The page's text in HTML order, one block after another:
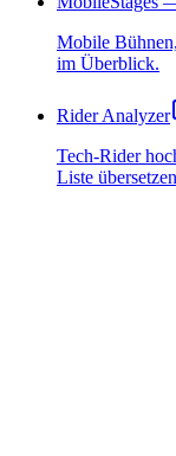
Mobile
im Überblick.
Rider Analyzer
Tech-Rider
Liste